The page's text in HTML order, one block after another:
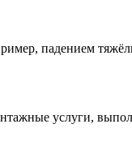
падением
услуги,